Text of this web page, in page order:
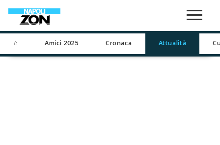
⌂ Amici 2025 Cronaca Attualità